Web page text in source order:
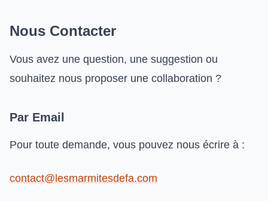
Nous Contacter
Vous avez une question, une suggestion ou
souhaitez nous proposer une collaboration ?
Par Email
Pour toute demande, vous pouvez nous écrire à :
contact@lesmarmitesdefa.com